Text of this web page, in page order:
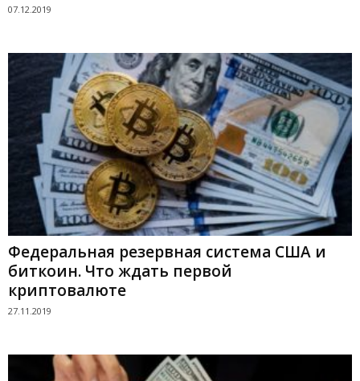
07.12.2019
Федеральная резервная система США и
биткоин. Что ждать первой
криптовалюте
27.11.2019